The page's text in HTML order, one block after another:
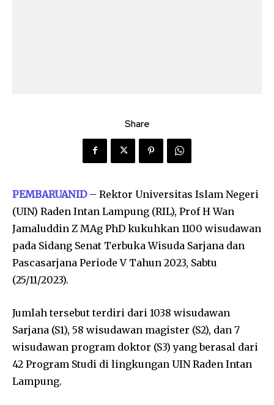
Share
PEMBARUANID– Rektor Universitas Islam Negeri
(UIN) Raden Intan Lampung (RIL), Prof H Wan
Jamaluddin Z MAg PhD kukuhkan 1100 wisudawan
pada Sidang Senat Terbuka Wisuda Sarjana dan
Pascasarjana Periode V Tahun 2023, Sabtu
(25/11/2023).
Jumlah tersebut terdiri dari 1038 wisudawan
Sarjana (S1), 58 wisudawan magister (S2), dan 7
wisudawan program doktor (S3) yang berasal dari
42 Program Studi di lingkungan UIN Raden Intan
Lampung.